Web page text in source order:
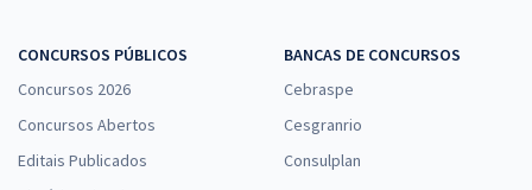
CONCURSOS PÚBLICOS
Concursos 2026
Concursos Abertos
Editais Publicados
BANCAS DE CONCURSOS
Cebraspe
Cesgranrio
Consulplan